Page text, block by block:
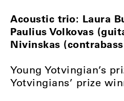
Acoustic trio: Laura
Paulius Volkovas
Nivinskas
Young Yotvingian’s
Yotvingians’ prize